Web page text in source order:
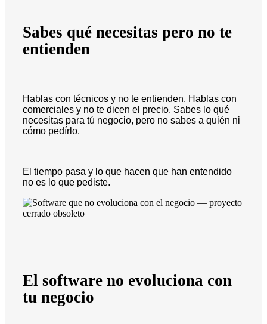
Sabes qué necesitas pero no te
entienden
Hablas con técnicos y no te entienden. Hablas con
comerciales y no te dicen el precio. Sabes lo qué
necesitas para tú negocio, pero no sabes a quién ni
cómo pedírlo.
El tiempo pasa y lo que hacen que han entendido
no es lo que pediste.
El software no evoluciona con
tu negocio